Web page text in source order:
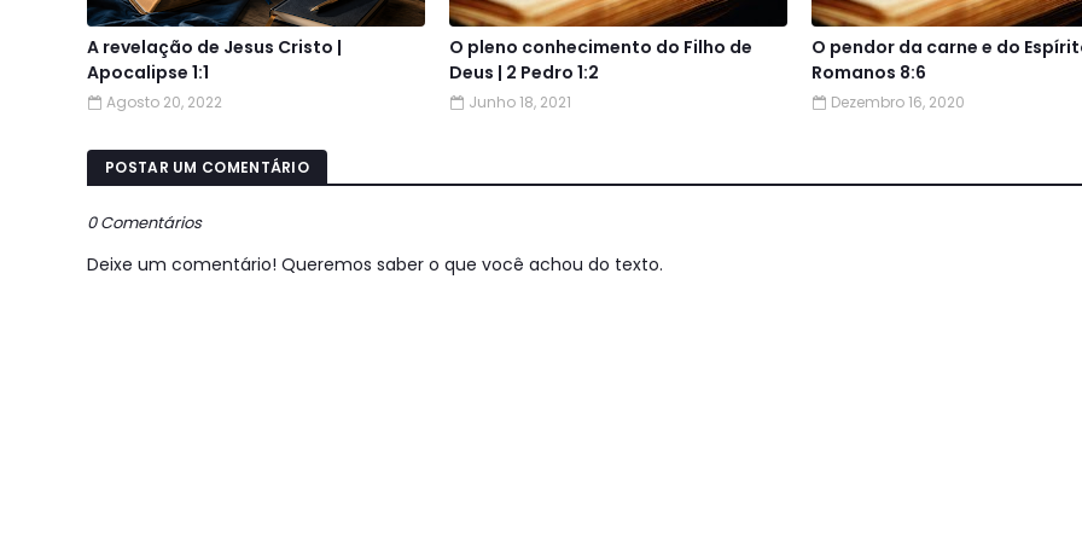
A revelação de Jesus Cristo |
Apocalipse 1:1
Agosto 20, 2022
O pleno conhecimento do Filho de
Deus | 2 Pedro 1:2
Junho 18, 2021
O pendor da carne e do
Romanos 8:6
Dezembro 16, 2020
POSTAR UM COMENTÁRIO
0 Comentários
Deixe um comentário! Queremos saber o que você achou do texto.